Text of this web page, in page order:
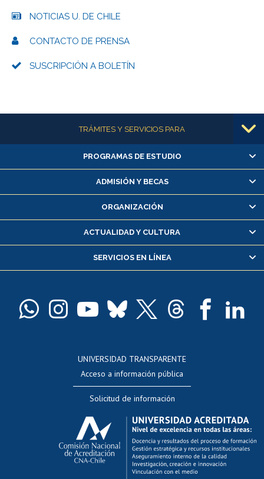
NOTICIAS U. DE CHILE
CONTACTO DE PRENSA
SUSCRIPCIÓN A BOLETÍN
Más informaciónTRÁMITES Y SERVICIOS PARA
Alumnas/os y exalumnas/os
Matrícula en línea
Inscripción y cambio de asignaturas
Consulta y certificado de notas
Servicio médico y dental
Pago de arancel y crédito alumnos
Docentes
Evaluación docente
Calificación académica
Postulación al AUCAI
Funcionarias/os
Cursos internos de capacitación
PROGRAMAS DE ESTUDIO
ADMISIÓN Y BECAS
ORGANIZACIÓN
ACTUALIDAD Y CULTURA
SERVICIOS EN LÍNEA
UNIVERSIDAD TRANSPARENTE
Acceso a información pública
Solicitud de información